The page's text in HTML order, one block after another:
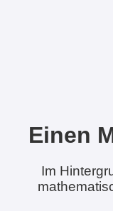
Einen
Im